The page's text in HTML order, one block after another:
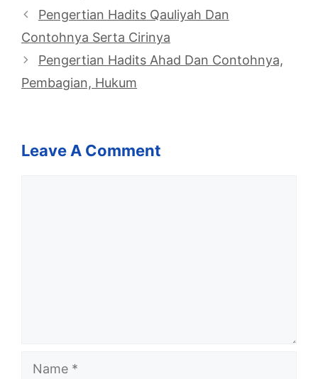
Pengertian Hadits Qauliyah Dan
Contohnya Serta Cirinya
Pengertian Hadits Ahad Dan Contohnya,
Pembagian, Hukum
Leave A Comment